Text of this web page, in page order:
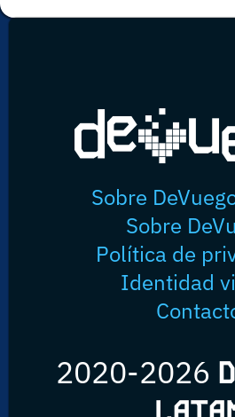
Sobre
Sobre
Política de
Identidad
2020-2026